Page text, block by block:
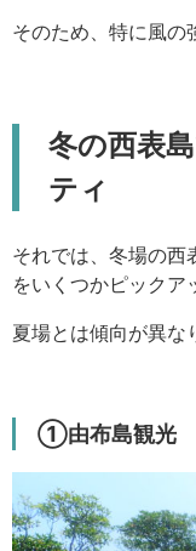
そのため、特に風の
冬の西表
ティ
それでは、冬場の西
をいくつかピックア
夏場とは傾向が異な
①由布島観光